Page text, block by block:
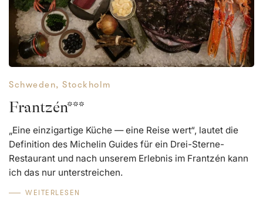
Schweden, Stockholm
Frantzén***
„Eine einzigartige Küche — eine Reise wert“, lautet die
Definition des Michelin Guides für ein Drei-Sterne-
Restaurant und nach unserem Erlebnis im Frantzén kann
ich das nur unterstreichen.
WEITERLESEN